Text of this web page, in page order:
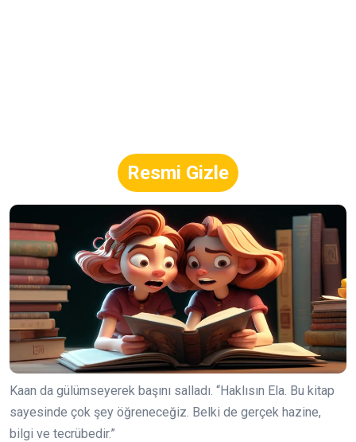
Resmi Gizle
Kaan da gülümseyerek başını salladı. “Haklısın Ela. Bu kitap
sayesinde çok şey öğreneceğiz. Belki de gerçek hazine,
bilgi ve tecrübedir.”